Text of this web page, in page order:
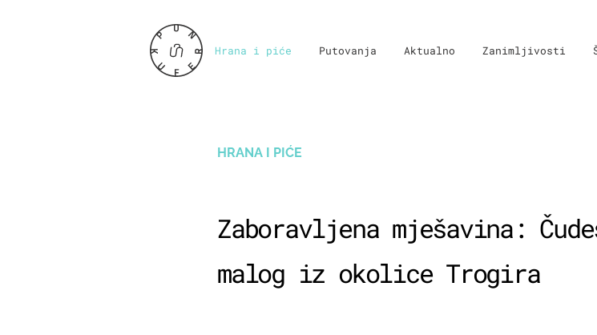
Hrana i piće Putovanja Aktualno Zanimljivosti
HRANA I PIĆE
Zaboravljena mješavina:
malog iz okolice Trogira